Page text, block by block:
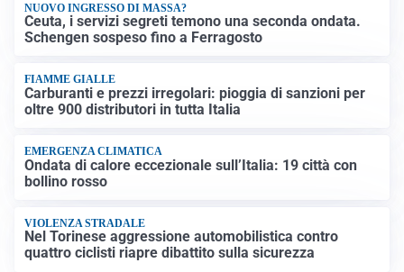
NUOVO INGRESSO DI MASSA?
Ceuta, i servizi segreti temono una seconda ondata.
Schengen sospeso fino a Ferragosto
FIAMME GIALLE
Carburanti e prezzi irregolari: pioggia di sanzioni per
oltre 900 distributori in tutta Italia
EMERGENZA CLIMATICA
Ondata di calore eccezionale sull’Italia: 19 città con
bollino rosso
VIOLENZA STRADALE
Nel Torinese aggressione automobilistica contro
quattro ciclisti riapre dibattito sulla sicurezza